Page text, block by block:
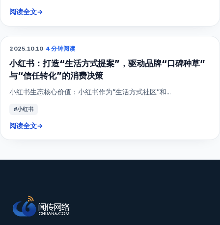
阅读全文→
小红书
2025.10.10·4 分钟阅读
小红书：打造“生活方式提案”，驱动品牌“口碑种草”
与“信任转化”的消费决策
小红书生态核心价值：小红书作为“生活方式社区”和...
#小红书
阅读全文→